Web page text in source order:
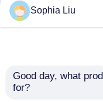
Sophia Liu
Good day, what
for?